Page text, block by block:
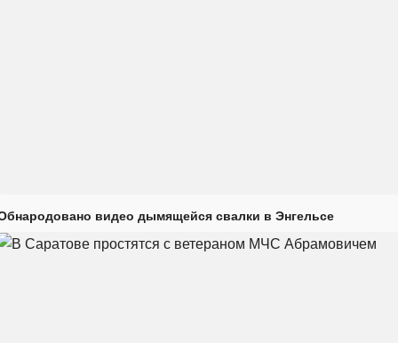
видео дымящейся свалки в Энгельсе